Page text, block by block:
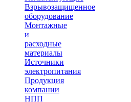
Взрывозащищенное
оборудование
Монтажные
и
расходные
материалы
Источники
электропитания
Продукция
компании
НПП